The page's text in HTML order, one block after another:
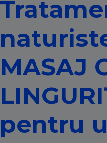
MASAJ
pentru